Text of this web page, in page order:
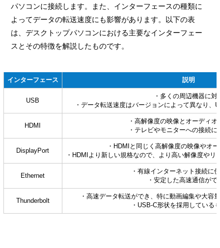
パソコンに接続します。また、インターフェースの種類に
よってデータの転送速度にも影響があります。以下の表
は、デスクトップパソコンにおける主要なインターフェー
スとその特徴を解説したものです。
インターフェース 説明
USB
・多くの周辺機器に対
・データ転送速度はバージョンによって異なり、
HDMI
・高解像度の映像とオーディオ
・テレビやモニターへの接続に
DisplayPort
・HDMIと同じく高解像度の映像やオ
・HDMIより新しい規格なので、より高い解像度や
Ethernet
・有線インターネット接続に
・安定した高速通信がで
Thunderbolt
・高速データ転送ができ、特に動画編集や大容
・USB-C形状を採用している